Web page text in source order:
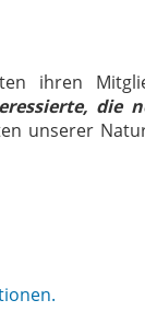
ihren
die
unserer